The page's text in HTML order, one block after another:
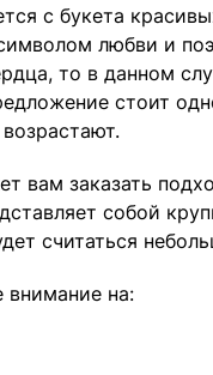
с букета
любви и
то в данном
стоит
вам заказать
собой
считаться
внимание на: